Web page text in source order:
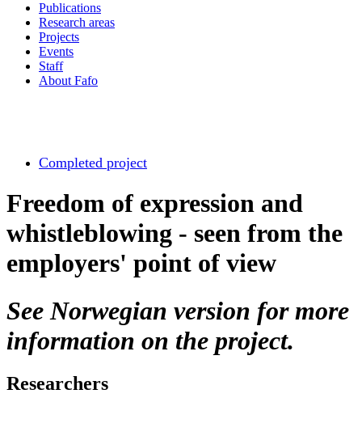
Publications
Research areas
Projects
Events
Staff
About Fafo
Completed project
Freedom of expression and
whistleblowing - seen from the
employers' point of view
See Norwegian version for more
information on the project.
Researchers